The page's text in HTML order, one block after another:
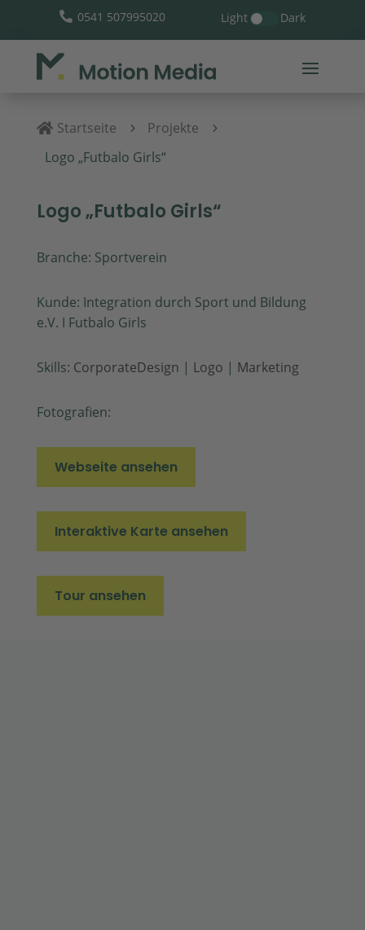
 0541 507995020 Light Dark
 Startseite 5 Projekte 5
Logo „Futbalo Girls“
Logo „Futbalo Girls“
Branche: Sportverein
Kunde: Integration durch Sport und Bildung
e.V. I Futbalo Girls
Skills: CorporateDesign | Logo | Marketing
Fotografien:
Webseite ansehen
Interaktive Karte ansehen
Tour ansehen